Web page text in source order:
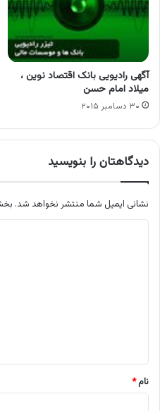
آگهی رادیویی بانک اقتصاد نوین ،
میلاد امام حسن
۳۰ دسامبر ۲۰۱۵
دیدگاهتان را بنویسید
نشانی ایمیل شما منتشر نخواهد شد.
نام*